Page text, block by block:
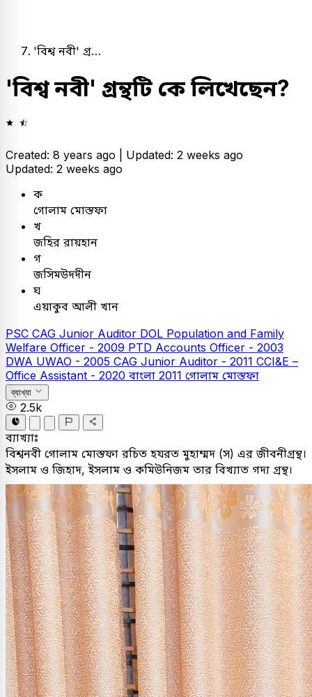
'বিশ্ব নবী' গ্র…
'বিশ্ব নবী' গ্রন্থটি কে লিখেছেন?
Created: 8 years ago | Updated: 2 weeks ago
Updated: 2 weeks ago
ক
গোলাম মোস্তফা
খ
জহির রায়হান
গ
জসিমউদদীন
ঘ
এয়াকুব আলী খান
PSC CAG Junior Auditor DOL Population and Family
Welfare Officer - 2009 PTD Accounts Officer - 2003
DWA UWAO - 2005 CAG Junior Auditor - 2011 CCI&E –
Office Assistant - 2020 বাংলা 2011 গোলাম মোস্তফা
ব্যাখ্যা
2.5k
ব্যাখ্যাঃ
বিশ্বনবী গোলাম মোস্তফা রচিত হযরত মুহাম্মদ (স) এর জীবনীগ্রন্থ।
ইসলাম ও জিহাদ, ইসলাম ও কমিউনিজম তার বিখ্যাত গদ্য গ্রন্থ।